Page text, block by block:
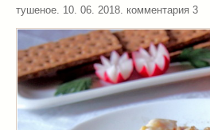
тушеное . 10. 06. 2018. комментария 3